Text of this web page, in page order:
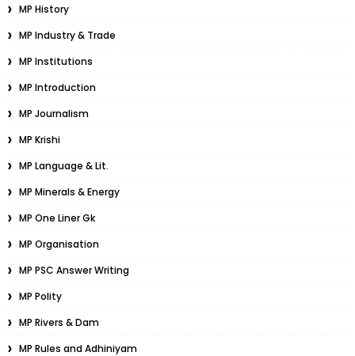
MP History
MP Industry & Trade
MP Institutions
MP Introduction
MP Journalism
MP Krishi
MP Language & Lit.
MP Minerals & Energy
MP One Liner Gk
MP Organisation
MP PSC Answer Writing
MP Polity
MP Rivers & Dam
MP Rules and Adhiniyam